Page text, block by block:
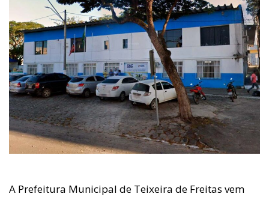
A Prefeitura Municipal de Teixeira de Freitas vem